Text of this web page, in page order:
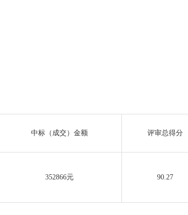
中标（成交）金额 评审总得分
352866元 90.27